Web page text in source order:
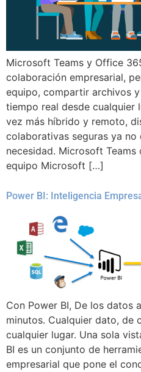
Microsoft Teams y Office
colaboración empresarial,
equipo, compartir archivos
tiempo real desde cualquier
vez más híbrido y remoto,
colaborativas seguras ya no
necesidad. Microsoft
equipo Microsoft […]
Power BI: Inteligencia
Con Power BI, De los datos
minutos. Cualquier dato, de
cualquier lugar. Una sola
BI es un conjunto de
empresarial que pone el